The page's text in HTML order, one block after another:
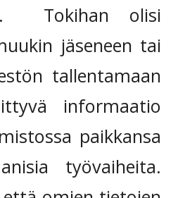
Tokihan olisi
jäseneen tai
tallentamaan
informaatio
paikkansa
työvaiheita.